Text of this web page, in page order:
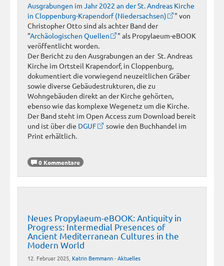
Ausgrabungen im Jahr 2022 an der St. Andreas Kirche
in Cloppenburg-Krapendorf (Niedersachsen)
" von
Christopher Otto sind als achter Band der
"Archäologischen Quellen
" als Propylaeum-eBOOK
veröffentlicht worden.
Der Bericht zu den Ausgrabungen an der St. Andreas
Kirche im Ortsteil Krapendorf, in Cloppenburg,
dokumentiert die vorwiegend neuzeitlichen Gräber
sowie diverse Gebäudestrukturen, die zu
Wohngebäuden direkt an der Kirche gehörten,
ebenso wie das komplexe Wegenetz um die Kirche.
Der Band steht im Open Access zum Download bereit
und ist über die DGUF
sowie den Buchhandel im
Print erhältlich.
0 Kommentare
Neues Propylaeum-eBOOK: Antiquity in
Progress: Intermedial Presences of
Ancient Mediterranean Cultures in the
Modern World
12. Februar 2025, Katrin Bemmann-Aktuelles